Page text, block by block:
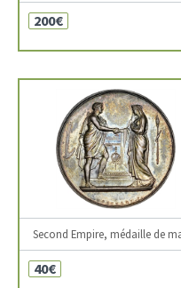
200€
Second Empire, médaille de
40€